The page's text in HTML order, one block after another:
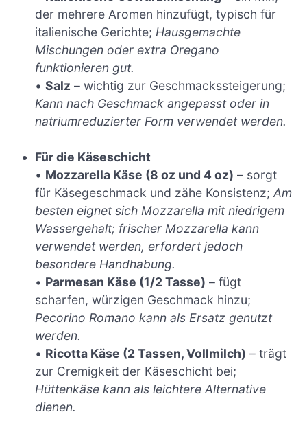
der mehrere Aromen hinzufügt, typisch für
italienische Gerichte; Hausgemachte
Mischungen oder extra Oregano
funktionieren gut.
•Salz – wichtig zur Geschmackssteigerung;
Kann nach Geschmack angepasst oder in
natriumreduzierter Form verwendet werden.
Für die Käseschicht
• Mozzarella Käse (8 oz und 4 oz) – sorgt
für Käsegeschmack und zähe Konsistenz;Am
besten eignet sich Mozzarella mit niedrigem
Wassergehalt; frischer Mozzarella kann
verwendet werden, erfordert jedoch
besondere Handhabung.
• Parmesan Käse (1/2 Tasse) – fügt
scharfen, würzigen Geschmack hinzu;
Pecorino Romano kann als Ersatz genutzt
werden.
• Ricotta Käse (2 Tassen, Vollmilch) – trägt
zur Cremigkeit der Käseschicht bei;
Hüttenkäse kann als leichtere Alternative
dienen.